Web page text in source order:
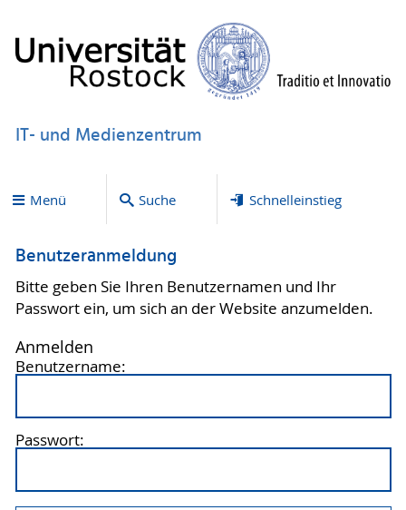
IT- und Medienzentrum
Menü Suche Schnelleinstieg
Benutzeranmeldung
Bitte geben Sie Ihren Benutzernamen und Ihr
Passwort ein, um sich an der Website anzumelden.
Anmelden
Benutzername:
Passwort: